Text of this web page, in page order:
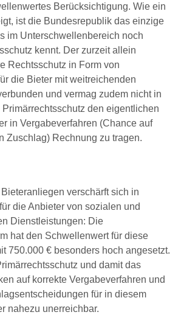
Berücksichtigung. Wie ein
ist die Bundesrepublik das einzige
im Unterschwellenbereich noch
kennt. Der zurzeit allein
Rechtsschutz in Form von
die Bieter mit weitreichenden
und vermag zudem nicht in
den eigentlichen
in Vergabeverfahren (Chance auf
Zuschlag) Rechnung zu tragen.
verschärft sich in
die Anbieter von sozialen und
Dienstleistungen: Die
hat den Schwellenwert für diese
750.000 € besonders hoch angesetzt.
und damit das
auf korrekte Vergabeverfahren und
für in diesem
nahezu unerreichbar.